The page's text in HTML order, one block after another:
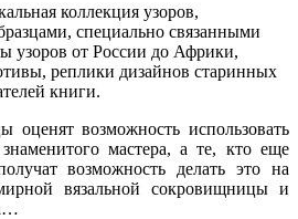
коллекция узоров,
специально связанными
узоров от России до Африки,
реплики дизайнов старинных
книги.
оценят возможность использовать
мастера, а те, кто еще
возможность делать это на
вязальной сокровищницы и